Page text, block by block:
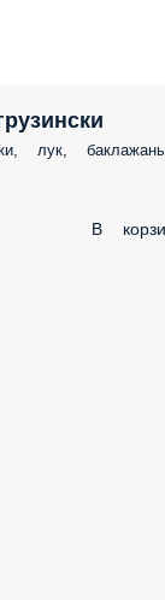
лук,
В